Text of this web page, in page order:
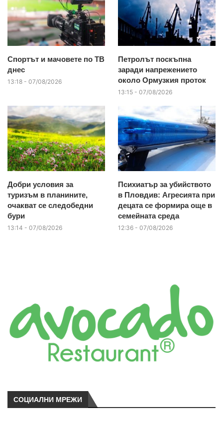
Спортът и мачовете по ТВ
днес
13:18 - 07/08/2026
Петролът поскъпна
заради напрежението
около Ормузкия проток
13:15 - 07/08/2026
Добри условия за
туризъм в планините,
очакват се следобедни
бури
13:14 - 07/08/2026
Психиатър за убийството
в Пловдив: Агресията при
децата се формира още в
семейната среда
12:36 - 07/08/2026
СОЦИАЛНИ МРЕЖИ